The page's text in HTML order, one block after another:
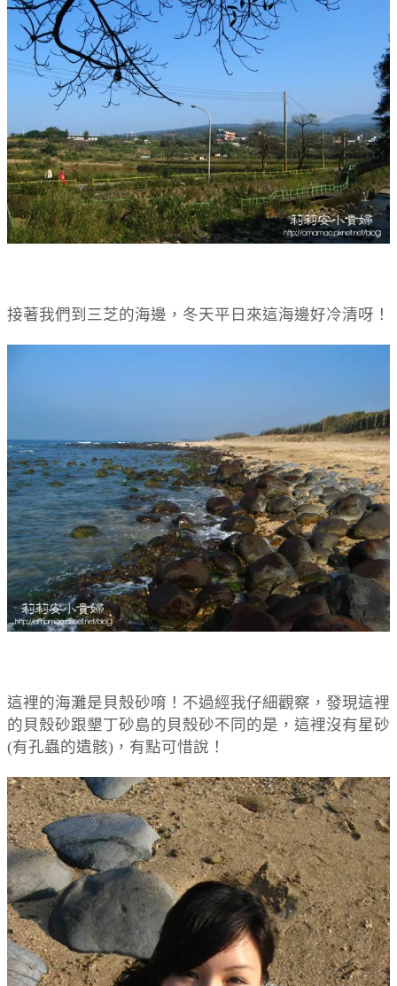
接著我們到三芝的海邊，冬天平日來這海邊好冷清呀！
這裡的海灘是貝殼砂唷！不過經我仔細觀察，發現這裡
的貝殼砂跟墾丁砂島的貝殼砂不同的是，這裡沒有星砂
(有孔蟲的遺骸)，有點可惜說！